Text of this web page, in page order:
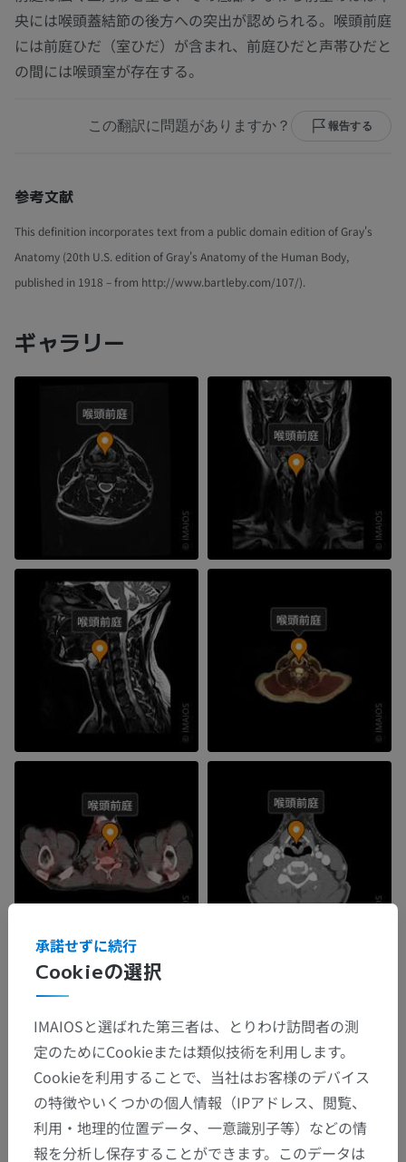
央には喉頭蓋結節の後方への突出が認められる。喉頭前庭
には前庭ひだ（室ひだ）が含まれ、前庭ひだと声帯ひだと
の間には喉頭室が存在する。
この翻訳に問題がありますか？ 報告する
参考文献
This definition incorporates text from a public domain edition of Gray's
Anatomy (20th U.S. edition of Gray's Anatomy of the Human Body,
published in 1918 – from http://www.bartleby.com/107/).
ギャラリー
Cookieの選択
承諾せずに続行
IMAIOSと選ばれた第三者は、とりわけ訪問者の測
定のためにCookieまたは類似技術を利用します。
Cookieを利用することで、当社はお客様のデバイス
の特徴やいくつかの個人情報（IPアドレス、閲覧、
利用・地理的位置データ、一意識別子等）などの情
報を分析し保存することができます。このデータは